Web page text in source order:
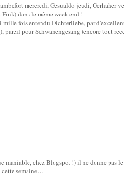
mercredi, Gesualdo jeudi, Gerhaher
dans le même week-end !
fois entendu Dichterliebe, par
pour Schwanengesang (encore tout
maniable, chez Blogspot !) il ne donne pas
cette semaine…